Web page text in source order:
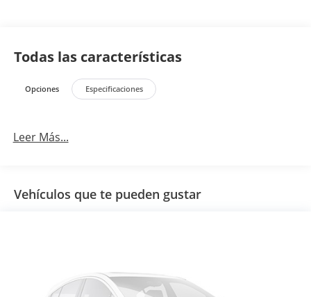
Todas las características
Opciones Especificaciones
Leer Más...
Vehículos que te pueden gustar